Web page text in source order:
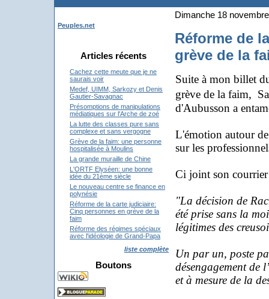
Peuples.net
Articles récents
Cachez cette meute que je ne
saurais voir
Medef, UIMM, Sarkozy et Denis
Gautier-Savagnac
Présomptions de manipulations
médiatiques sur l'Arche de zoé
La lutte des classes pure sans
complexe et sans vergogne
Grève de la faim: une personne
hospitalisée à Moulins
La grande muraille de Chine
L'ORTF Elyséen: une bonne
idée du 21ème siècle
Le nouveau centre se finance en
polynésie
Réforme de la carte judiciaire:
Cinq personnes en grève de la
faim
Réforme des régimes spéciaux
avec l'idéologie de Grand-Papa
liste complète
Boutons
Dimanche 18
Réforme de
grève de la
Suite à mon billet
grève de la faim,
d'Aubusson a
L'émotion autour
sur les
Ci joint son
"La décision de
été prise sans la
légitimes des
Un par un, poste
désengagement de
et à mesure de la